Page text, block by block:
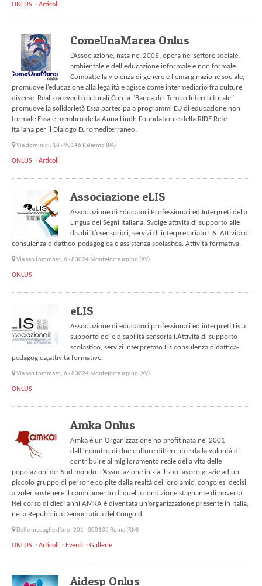
ONLUS Articoli
ComeUnaMarea Onlus
L’Associazione, nata nel 2005, opera nel settore sociale,
ambientale e dell'educazione informale e non formale
Combatte la violenza di genere e l'emarginazione sociale,
promuove l’educazione alla legalità e agisce come intermediario fra culture
diverse. Realizza eventi culturali Con la "Banca del Tempo Interculturale"
promuove la solidarietà Essa partecipa a programmi EU di educazione non
formale Essa è membro della Anna Lindh Foundation e della RIDE Rete
Italiana per il Dialogo Euromediterraneo.
Via dominici, 18 - 90146 Palermo (PA)
ONLUS Articoli
Associazione eLIS
Associazione di Educatori Professionali ed Interpreti della
Lingua dei Segni Italiana. Svolge attività di supporto alle
disabilità sensoriali, servizi di interpretariato LIS. Attività di
consulenza didattico-pedagogica e assistenza scolastica. Attività formativa.
Via san tommaso, 6 - 83024 Monteforte irpino (AV)
ONLUS
eLIS
Associazione di educatori professionali ed interpreti Lis a
supporto delle disabilitá sensoriali.Attività di supporto
scolastico, servizi interpretato Lis,consulenza didattica-
pedagogica,attività formative.
Via san tommaso, 6 - 83024 Monteforte irpino (AV)
ONLUS
Amka Onlus
Amka è un’Organizzazione no profit nata nel 2001
dall’incontro di due culture differenti e dalla volontà di
contribuire al miglioramento reale della vita delle
popolazioni del Sud mondo. L’Associazione inizia il suo lavoro grazie ad un
piccolo gruppo di persone colpite dalla realtà dei loro amici congolesi decisi
a voler sostenere il cambiamento di quella condizione stagnante di povertà.
Nel corso di dieci anni AMKA è diventata un’organizzazione presente in Italia,
nella Repubblica Democratica del Congo d
Delle medaglie d'oro, 201 - 000136 Roma (RM)
ONLUS Articoli Eventi Gallerie
Aidesp Onlus